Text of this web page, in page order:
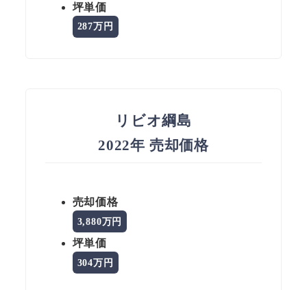
坪単価
287万円
リビオ綱島
2022年 売却価格
売却価格
3,880万円
坪単価
304万円